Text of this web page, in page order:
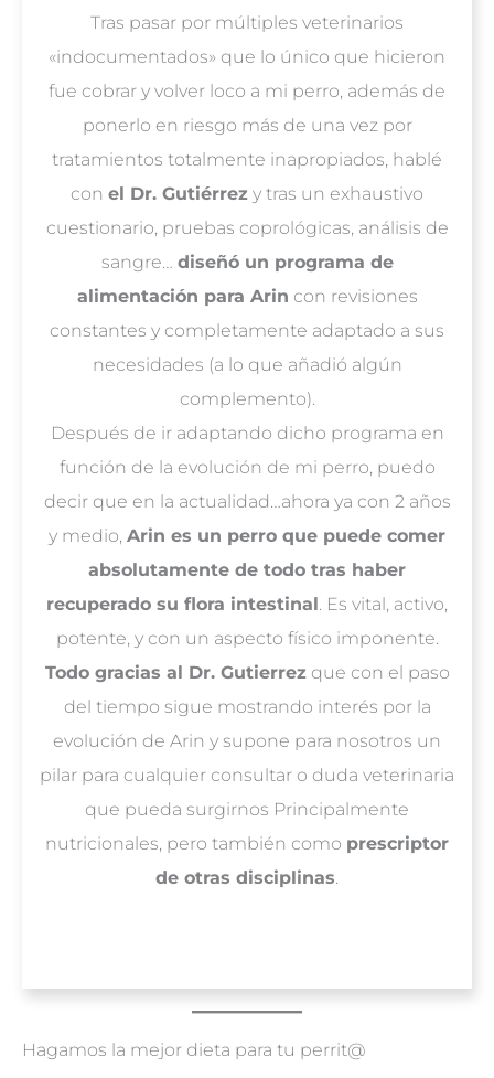
Tras pasar por múltiples veterinarios
«indocumentados» que lo único que hicieron
fue cobrar y volver loco a mi perro, además de
ponerlo en riesgo más de una vez por
tratamientos totalmente inapropiados, hablé
con el Dr. Gutiérrez y tras un exhaustivo
cuestionario, pruebas coprológicas, análisis de
sangre… diseñó un programa de
alimentación para Arin con revisiones
constantes y completamente adaptado a sus
necesidades (a lo que añadió algún
complemento).
Después de ir adaptando dicho programa en
función de la evolución de mi perro, puedo
decir que en la actualidad…ahora ya con 2 años
y medio, Arin es un perro que puede comer
absolutamente de todo tras haber
recuperado su flora intestinal . Es vital, activo,
potente, y con un aspecto físico imponente.
Todo gracias al Dr. Gutierrezque con el paso
del tiempo sigue mostrando interés por la
evolución de Arin y supone para nosotros un
pilar para cualquier consultar o duda veterinaria
que pueda surgirnos Principalmente
nutricionales, pero también como prescriptor
de otras disciplinas
Hagamos la mejor dieta para tu perrit@